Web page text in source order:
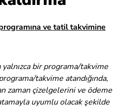
ve tatil takvimine
yalnızca bir programa/takvime
takvime atandığında,
zaman çizelgelerini ve ödeme
uyumlu olacak şekilde